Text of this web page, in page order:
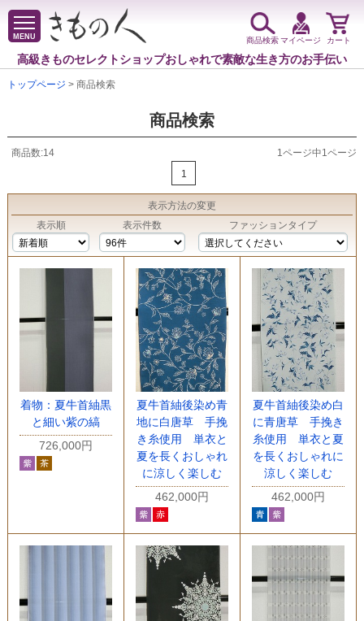
MENU
高級きものセレクトショップおしゃれで素敵な生き方のお手伝い
商品検索マイページ カート
トップページ > 商品検索
商品検索
商品数:14
1ページ中1ページ
1
表示方法の変更
表示順
表示件数 ファッションタイプ
着物：夏牛首紬黒
と細い紫の縞
726,000円
夏牛首紬後染め青
地に白唐草 手挽
き糸使用 単衣と
夏を長くおしゃれ
に涼しく楽しむ
462,000円
夏牛首紬後染め白
に青唐草 手挽き
糸使用 単衣と夏
を長くおしゃれに
涼しく楽しむ
462,000円